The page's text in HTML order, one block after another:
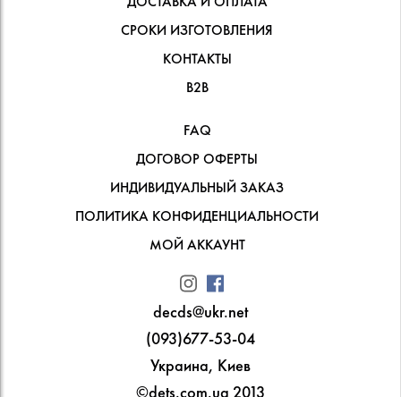
СРОКИ ИЗГОТОВЛЕНИЯ
КОНТАКТЫ
В2В
FAQ
ДОГОВОР ОФЕРТЫ
ИНДИВИДУАЛЬНЫЙ ЗАКАЗ
ПОЛИТИКА КОНФИДЕНЦИАЛЬНОСТИ
МОЙ АККАУНТ
decds@ukr.net
(093)677-53-04
Украина, Киев